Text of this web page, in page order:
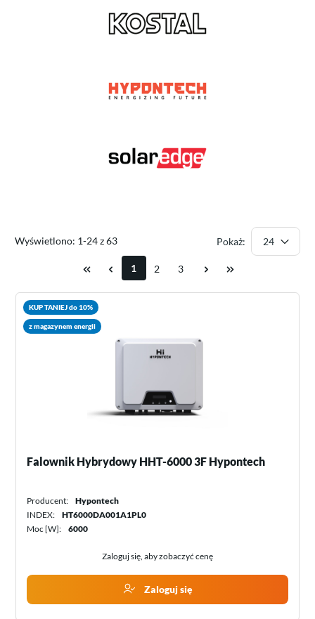
Wyświetlono: 1-24 z 63 Pokaż:
1 2 3
KUP TANIEJ do 10%
z magazynem energii
Falownik Hybrydowy HHT-6000 3F Hypontech
Producent:
Hypontech
INDEX:
HT6000DA001A1PL0
Moc [W]:
6000
Zaloguj się, aby zobaczyć cenę
Zaloguj się